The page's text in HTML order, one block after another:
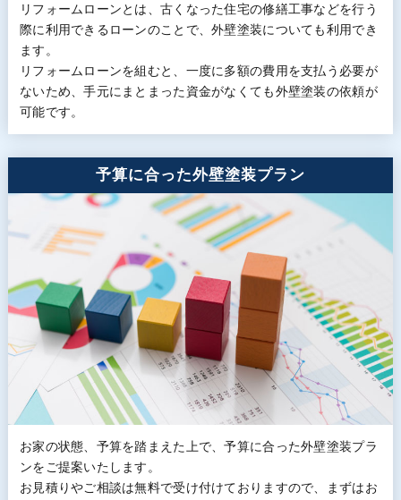
リフォームローンとは、古くなった住宅の修繕工事などを行う
際に利用できるローンのことで、外壁塗装についても利用でき
ます。
リフォームローンを組むと、一度に多額の費用を支払う必要が
ないため、手元にまとまった資金がなくても外壁塗装の依頼が
可能です。
予算に合った外壁塗装プラン
お家の状態、予算を踏まえた上で、予算に合った外壁塗装プラ
ンをご提案いたします。
お見積りやご相談は無料で受け付けておりますので、まずはお